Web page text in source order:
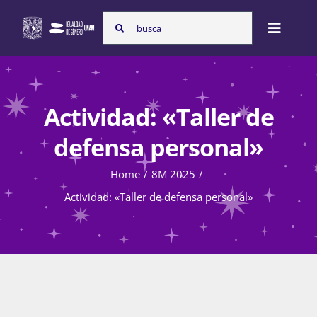
content
Search
for:
Toggle
Nosotras
Programas
Atención de la violencia de género
Actividad: «Taller de
defensa personal»
Home
8M 2025
Actividad: «Taller de defensa personal»